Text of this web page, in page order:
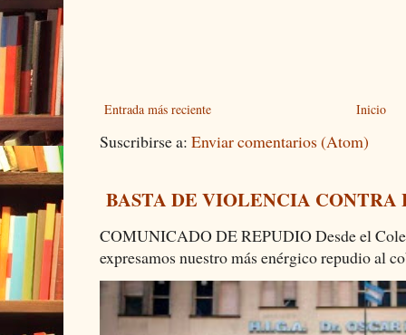
Entrada más reciente Inicio
Suscribirse a: Enviar comentarios (Atom)
BASTA DE VIOLENCIA
COMUNICADO DE REPUDIO Desde el
expresamos nuestro más enérgico repudio al